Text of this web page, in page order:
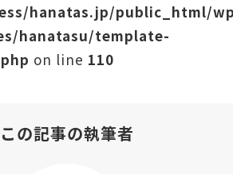
hanatas.jp/public_html/
hanatasu/template-
on line 110
この記事の執筆者